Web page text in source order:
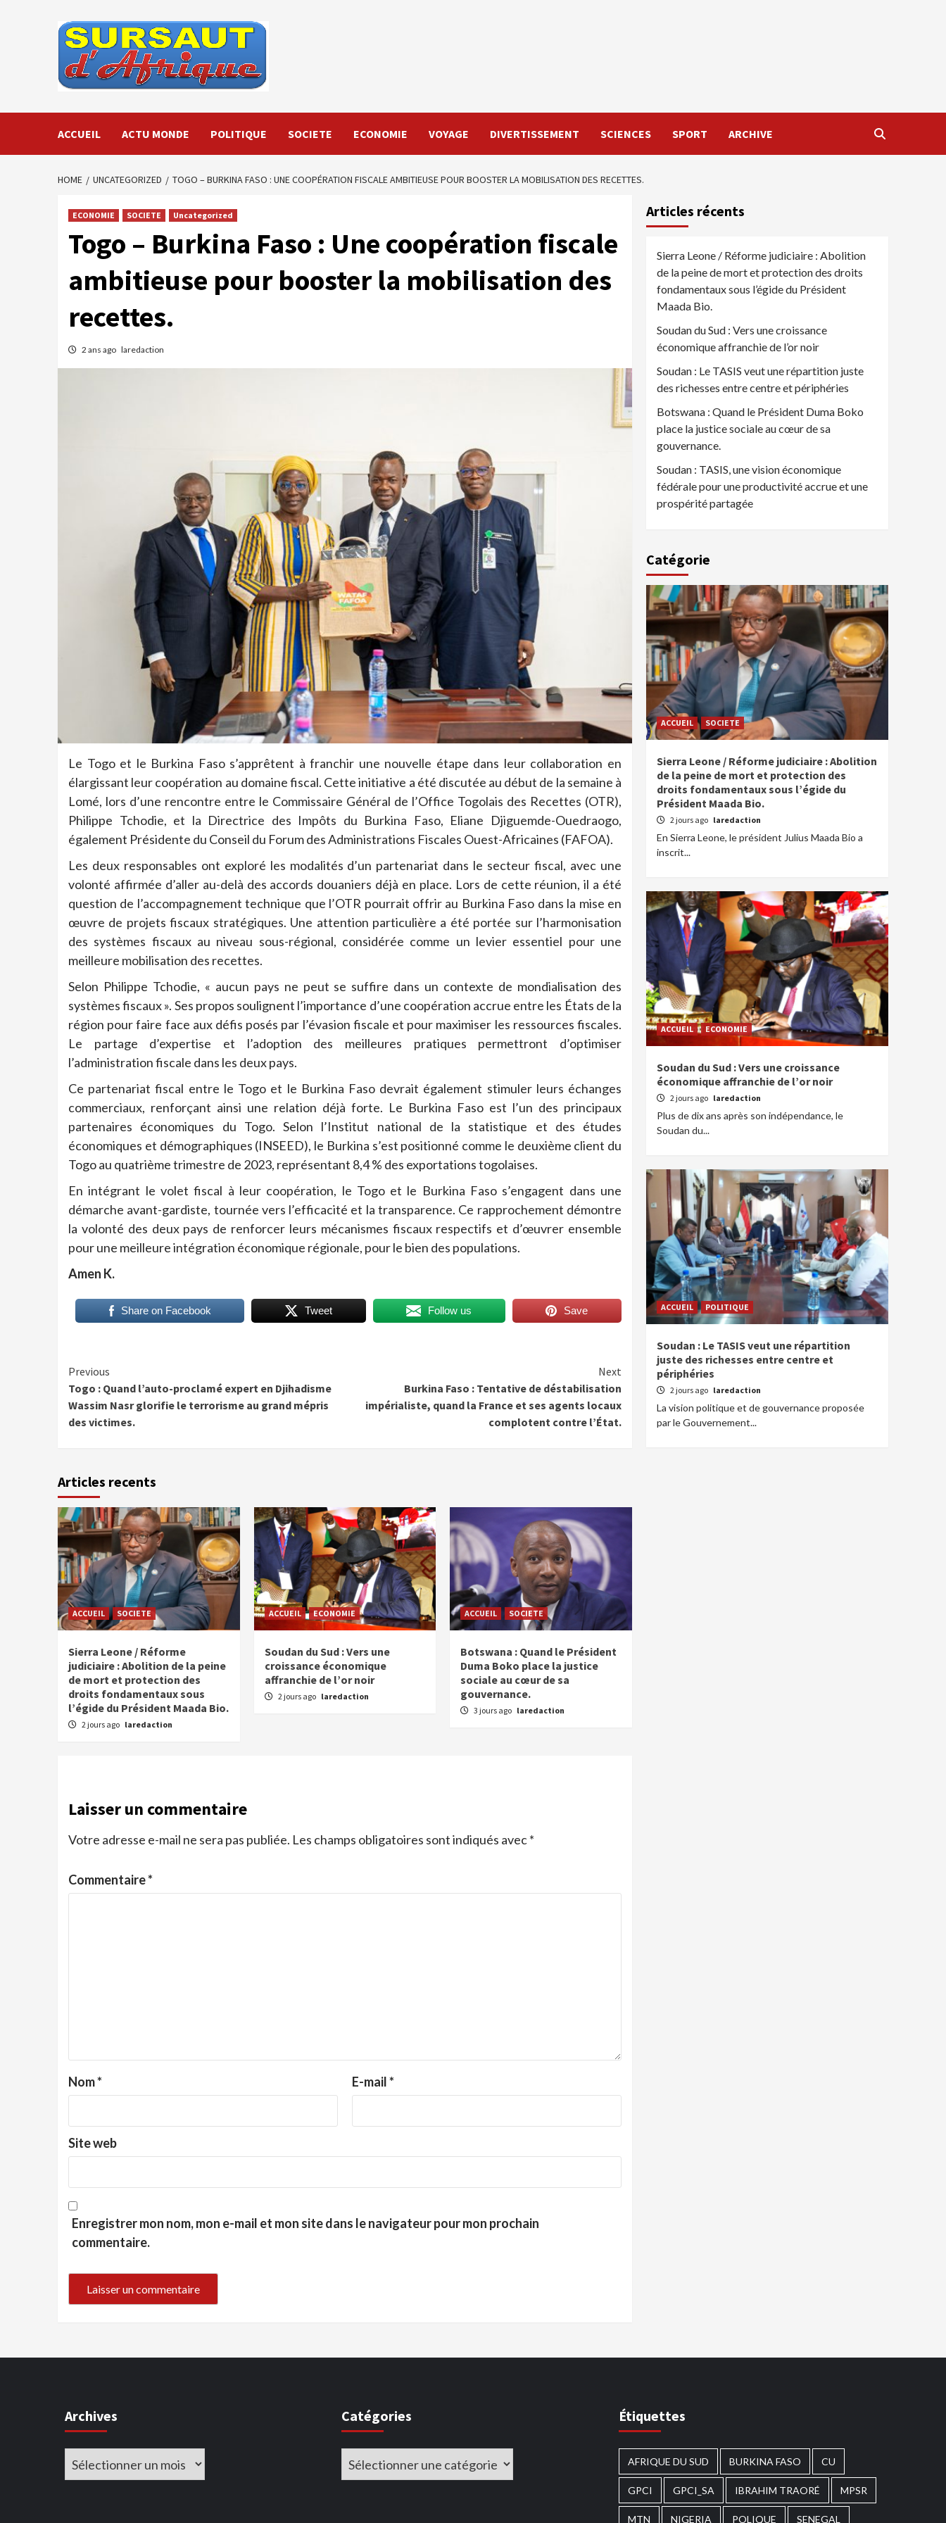
ACCUEIL ACTU MONDE POLITIQUE SOCIETE ECONOMIE VOYAGE DIVERTISSEMENT SCIENCES SPORT ARCHIVE
HOME UNCATEGORIZED TOGO – BURKINA FASO : UNE COOPÉRATION FISCALE AMBITIEUSE POUR BOOSTER LA MOBILISATION DES RECETTES.
ECONOMIE SOCIETE Uncategorized
Togo – Burkina Faso : Une coopération fiscale
ambitieuse pour booster la mobilisation des
recettes.
2 ans ago laredaction
Le Togo et le Burkina Faso s’apprêtent à franchir une nouvelle étape dans leur collaboration en
élargissant leur coopération au domaine fiscal. Cette initiative a été discutée au début de la semaine à
Lomé, lors d’une rencontre entre le Commissaire Général de l’Office Togolais des Recettes (OTR),
Philippe Tchodie, et la Directrice des Impôts du Burkina Faso, Eliane Djiguemde-Ouedraogo,
également Présidente du Conseil du Forum des Administrations Fiscales Ouest-Africaines (FAFOA).
Les deux responsables ont exploré les modalités d’un partenariat dans le secteur fiscal, avec une
volonté affirmée d’aller au-delà des accords douaniers déjà en place. Lors de cette réunion, il a été
question de l’accompagnement technique que l’OTR pourrait offrir au Burkina Faso dans la mise en
œuvre de projets fiscaux stratégiques. Une attention particulière a été portée sur l’harmonisation
des systèmes fiscaux au niveau sous-régional, considérée comme un levier essentiel pour une
meilleure mobilisation des recettes.
Selon Philippe Tchodie, « aucun pays ne peut se suffire dans un contexte de mondialisation des
systèmes fiscaux ». Ses propos soulignent l’importance d’une coopération accrue entre les États de la
région pour faire face aux défis posés par l’évasion fiscale et pour maximiser les ressources fiscales.
Le partage d’expertise et l’adoption des meilleures pratiques permettront d’optimiser
l’administration fiscale dans les deux pays.
Ce partenariat fiscal entre le Togo et le Burkina Faso devrait également stimuler leurs échanges
commerciaux, renforçant ainsi une relation déjà forte. Le Burkina Faso est l’un des principaux
partenaires économiques du Togo. Selon l’Institut national de la statistique et des études
économiques et démographiques (INSEED), le Burkina s’est positionné comme le deuxième client du
Togo au quatrième trimestre de 2023, représentant 8,4 % des exportations togolaises.
En intégrant le volet fiscal à leur coopération, le Togo et le Burkina Faso s’engagent dans une
démarche avant-gardiste, tournée vers l’efficacité et la transparence. Ce rapprochement démontre
la volonté des deux pays de renforcer leurs mécanismes fiscaux respectifs et d’œuvrer ensemble
pour une meilleure intégration économique régionale, pour le bien des populations.
Amen K.
Share on Facebook Tweet Follow us Save
Continue
Reading
Previous
Togo : Quand l’auto-proclamé expert en Djihadisme
Wassim Nasr glorifie le terrorisme au grand mépris
des victimes.
Next
Burkina Faso : Tentative de déstabilisation
impérialiste, quand la France et ses agents locaux
complotent contre l’État.
Articles recents
ACCUEIL SOCIETE
Sierra Leone / Réforme
judiciaire : Abolition de la peine
de mort et protection des
droits fondamentaux sous
l’égide du Président Maada Bio.
2 jours ago laredaction
ACCUEIL ECONOMIE
Soudan du Sud : Vers une
croissance économique
affranchie de l’or noir
2 jours ago laredaction
ACCUEIL SOCIETE
Botswana : Quand le Président
Duma Boko place la justice
sociale au cœur de sa
gouvernance.
3 jours ago laredaction
Laisser un commentaire
Votre adresse e-mail ne sera pas publiée. Les champs obligatoires sont indiqués avec*
Commentaire*
Nom* E-mail*
Site web
Enregistrer mon nom, mon e-mail et mon site dans le navigateur pour mon prochain
commentaire.
Articles récents
Sierra Leone / Réforme judiciaire : Abolition
de la peine de mort et protection des droits
fondamentaux sous l’égide du Président
Maada Bio.
Soudan du Sud : Vers une croissance
économique affranchie de l’or noir
Soudan : Le TASIS veut une répartition juste
des richesses entre centre et périphéries
Botswana : Quand le Président Duma Boko
place la justice sociale au cœur de sa
gouvernance.
Soudan : TASIS, une vision économique
fédérale pour une productivité accrue et une
prospérité partagée
Catégorie
ACCUEIL SOCIETE
Sierra Leone / Réforme judiciaire : Abolition
de la peine de mort et protection des
droits fondamentaux sous l’égide du
Président Maada Bio.
2 jours ago laredaction
En Sierra Leone, le président Julius Maada Bio a
inscrit...
ACCUEIL ECONOMIE
Soudan du Sud : Vers une croissance
économique affranchie de l’or noir
2 jours ago laredaction
Plus de dix ans après son indépendance, le
Soudan du...
ACCUEIL POLITIQUE
Soudan : Le TASIS veut une répartition
juste des richesses entre centre et
périphéries
2 jours ago laredaction
La vision politique et de gouvernance proposée
par le Gouvernement...
Archives
Archives
Catégories
Catégories
Étiquettes
AFRIQUE DU SUD BURKINA FASO CU
GPCI GPCI_SA IBRAHIM TRAORÉ MPSR
MTN NIGERIA POLIQUE SENEGAL